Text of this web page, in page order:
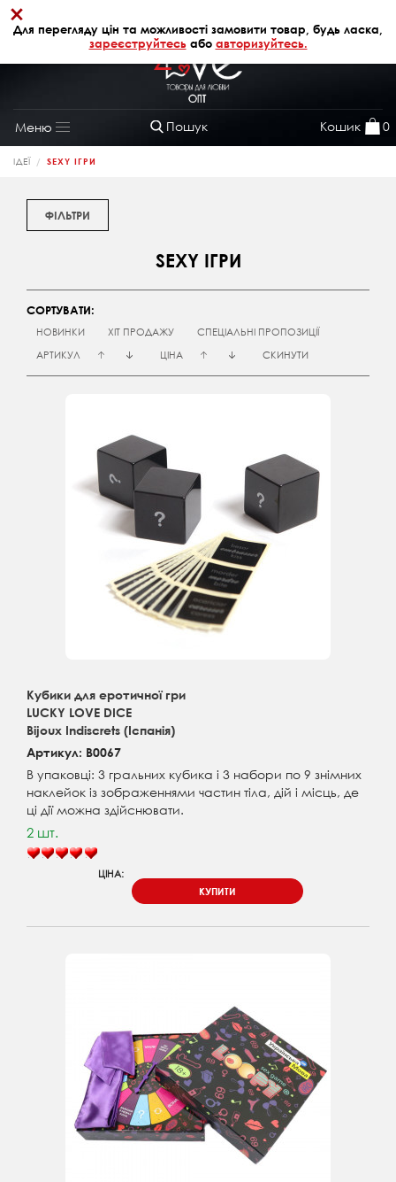
Для перегляду цін та можливості замовити товар, будь ласка,
зареєструйтесьабо авторизуйтесь.
×
Пошук Кошик 0
Меню
Toggle
navigation
ІДЕЇ SEXY ІГРИ
ФІЛЬТРИ
SEXY ІГРИ
СОРТУВАТИ:
НОВИНКИ
ХІТ ПРОДАЖУ
СПЕЦІАЛЬНІ ПРОПОЗИЦІЇ
АРТИКУЛ
ЦІНА СКИНУТИ
Кубики для еротичної гри
LUCKY LOVE DICE
Bijoux Indiscrets (Іспанія)
Артикул: B0067
В упаковці: 3 гральних кубика і 3 набори по 9 знімних
наклейок із зображеннями частин тіла, дій і місць, де
ці дії можна здійснювати.
2 шт.
ЦІНА:
КУПИТИ